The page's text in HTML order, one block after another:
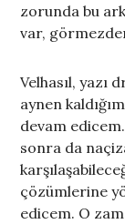
zorunda bu
var,
Velhasıl, yazı
aynen
devam
sonra da
çözümlerine
edicem. O